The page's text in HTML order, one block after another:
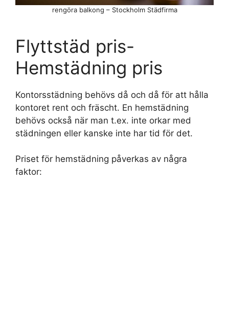
rengöra balkong – Stockholm Städfirma
Flyttstäd pris-
Hemstädning pris
Kontorsstädning behövs då och då för att hålla
kontoret rent och fräscht. En hemstädning
behövs också när man t.ex. inte orkar med
städningen eller kanske inte har tid för det.
Priset för hemstädning påverkas av några
faktor: